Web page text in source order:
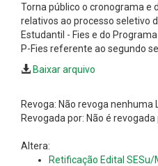
Torna público o cronograma e
relativos ao processo seletivo
Estudantil - Fies e do
P-Fies referente ao segundo
Baixar arquivo
Revoga: Não revoga nenhuma
Revogada por: Não é
Altera:
Retificação Edital SESu/